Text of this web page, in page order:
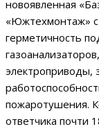
новоявленная
«Южтехмонтаж» с
герметичность
электроприводы,
пожаротушения.
ответчика почти